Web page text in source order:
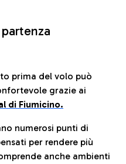
prima del volo può
grazie ai
di Fiumicino.
numerosi punti di
per rendere più
anche ambienti